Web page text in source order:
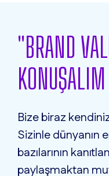
"BRAND
KONUŞALIM
Bize biraz
Sizinle dünyanın
bazılarının
paylaşmaktan